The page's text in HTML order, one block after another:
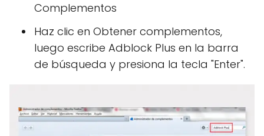
Complementos
Haz clic en Obtener complementos,
luego escribe Adblock Plus en la barra
de búsqueda y presiona la tecla "Enter".